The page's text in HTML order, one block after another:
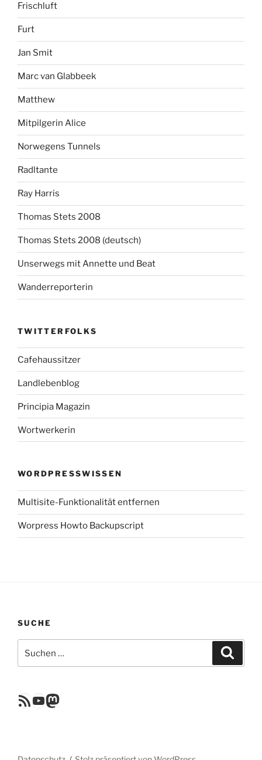
Frischluft
Furt
Jan Smit
Marc van Glabbeek
Matthew
Mitpilgerin Alice
Norwegens Tunnels
Radltante
Ray Harris
Thomas Stets 2008
Thomas Stets 2008 (deutsch)
Unserwegs mit Annette und Beat
Wanderreporterin
TWITTERFOLKS
Cafehaussitzer
Landlebenblog
Principia Magazin
Wortwerkerin
WORDPRESSWISSEN
Multisite-Funktionalität entfernen
Worpress Howto Backupscript
SUCHE
nach:
RSS FeedYouTube
Mastodon